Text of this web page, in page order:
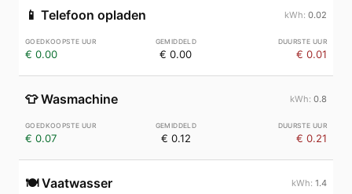
📱 Telefoon opladen 0.02
€ 0.00 € 0.00 € 0.01
👕 Wasmachine 0.8
€ 0.07 € 0.12 € 0.21
🍽️ Vaatwasser 1.4